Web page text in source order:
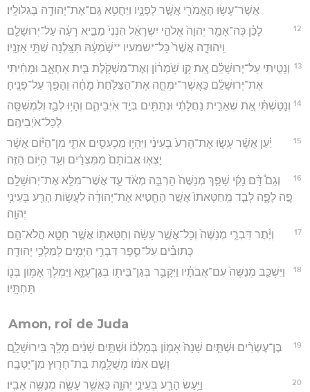
אֲשֶׁר־עָשׂ֥וּ הָאֱמֹרִ֖י אֲשֶׁ֣ר לְפָנָ֑יו וַיַּחֲטִ֥א גַֽם־אֶת־יְהוּדָ֖ה בְּגִלּוּלָֽיו׃
12
לָכֵ֗ן כֹּֽה־אָמַ֤ר יְהוָה֙ אֱלֹהֵ֣י יִשְׂרָאֵ֔ל הִנְנִי֙ מֵבִ֣יא רָעָ֔ה עַל־יְרוּשָׁלִַ֖ם
וִֽיהוּדָ֑ה אֲשֶׁר֙ כָּל־*שמעיו **שֹׁ֣מְעָ֔הּ תִּצַּ֖לְנָה שְׁתֵּ֥י אָזְנָֽיו׃
13 וְנָטִ֣יתִי עַל־יְרוּשָׁלִַ֗ם אֵ֚ת קָ֣ו שֹֽׁמְר֔וֹן וְאֶת־מִשְׁקֹ֖לֶת בֵּ֣ית אַחְאָ֑ב וּמָחִ֨יתִי
אֶת־יְרוּשָׁלִַ֜ם כַּֽאֲשֶׁר־יִמְחֶ֤ה אֶת־הַצַּלַּ֙חַת֙ מָחָ֔ה וְהָפַ֖ךְ עַל־פָּנֶֽיהָ׃
14 וְנָטַשְׁתִּ֗י אֵ֚ת שְׁאֵרִ֣ית נַחֲלָתִ֔י וּנְתַתִּ֖ים בְּיַ֣ד אֹֽיְבֵיהֶ֑ם וְהָי֥וּ לְבַ֛ז וְלִמְשִׁסָּ֖ה
לְכָל־אֹיְבֵיהֶֽם׃
15
יַ֗עַן אֲשֶׁ֨ר עָשׂ֤וּ אֶת־הָרַע֙ בְּעֵינַ֔י וַיִּהְי֥וּ מַכְעִסִ֖ים אֹתִ֑י מִן־הַיּ֗וֹם אֲשֶׁ֨ר
יָצְא֤וּ אֲבוֹתָם֙ מִמִּצְרַ֔יִם וְעַ֖ד הַיּ֥וֹם הַזֶּֽה׃
16
וְגַם֩ דָּ֨ם נָקִ֜י שָׁפַ֤ךְ מְנַשֶּׁה֙ הַרְבֵּ֣ה מְאֹ֔ד עַ֛ד אֲשֶׁר־מִלֵּ֥א אֶת־יְרוּשָׁלִַ֖ם
פֶּ֣ה לָפֶ֑ה לְבַ֤ד מֵֽחַטָּאתוֹ֙ אֲשֶׁ֣ר הֶחֱטִ֣יא אֶת־יְהוּדָ֔ה לַעֲשׂ֥וֹת הָרַ֖ע בְּעֵינֵ֥י
יְהוָֽה׃
17
וְיֶ֨תֶר דִּבְרֵ֤י מְנַשֶּׁה֙ וְכָל־אֲשֶׁ֣ר עָשָׂ֔ה וְחַטָּאת֖וֹ אֲשֶׁ֣ר חָטָ֑א הֲלֹא־הֵ֣ם
כְּתוּבִ֗ים עַל־סֵ֛פֶר דִּבְרֵ֥י הַיָּמִ֖ים לְמַלְכֵ֥י יְהוּדָֽה׃
18
וַיִּשְׁכַּ֤ב מְנַשֶּׁה֙ עִם־אֲבֹתָ֔יו וַיִּקָּבֵ֥ר בְּגַן־בֵּית֖וֹ בְּגַן־עֻזָּ֑א וַיִּמְלֹ֛ךְ אָמ֥וֹן בְּנ֖וֹ
תַּחְתָּֽיו׃
Amon, roi de Juda
19
בֶּן־עֶשְׂרִ֨ים וּשְׁתַּ֤יִם שָׁנָה֙ אָמ֣וֹן בְּמָלְכ֔וֹ וּשְׁתַּ֣יִם שָׁנִ֔ים מָלַ֖ךְ בִּירוּשָׁלִָ֑ם
וְשֵׁ֣ם אִמּ֔וֹ מְשֻׁלֶּ֥מֶת בַּת־חָר֖וּץ מִן־יָטְבָֽה׃
20 וַיַּ֥עַשׂ הָרַ֖ע בְּעֵינֵ֣י יְהוָ֑ה כַּאֲשֶׁ֥ר עָשָׂ֖ה מְנַשֶּׁ֥ה אָבִֽיו׃